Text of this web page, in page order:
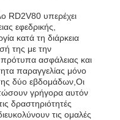
RD2V80 υπερέχει
εφεδρικής,
κατά τη διάρκεια
της με την
ασφάλειας και
παραγγελίας μόνο
δύο εβδομάδων,Οι
γρήγορα αυτόν
δραστηριότητές
τις ομαλές